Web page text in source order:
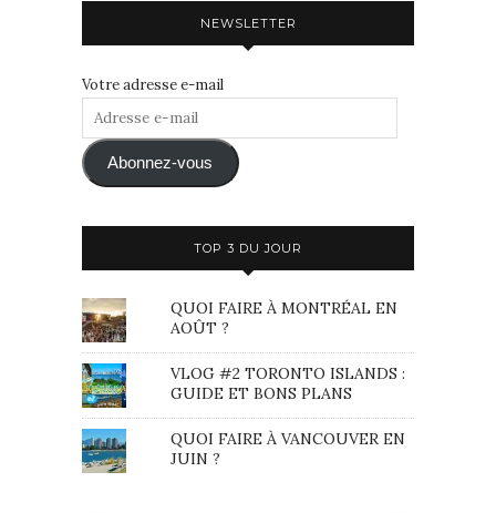
NEWSLETTER
Votre adresse e-mail
Adresse
e-
mail Abonnez-vous
TOP 3 DU JOUR
QUOI FAIRE À MONTRÉAL EN
AOÛT ?
VLOG #2 TORONTO ISLANDS :
GUIDE ET BONS PLANS
QUOI FAIRE À VANCOUVER EN
JUIN ?